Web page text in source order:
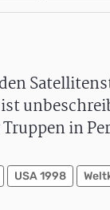
in
USA 1998